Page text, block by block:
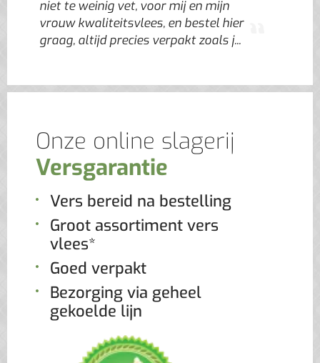
niet te weinig vet, voor mij en mijn
vrouw kwaliteitsvlees, en bestel hier
graag, altijd precies verpakt zoals j...
Onze online slagerij
Versgarantie
Vers bereid na bestelling
Groot assortiment vers
vlees*
Goed verpakt
Bezorging via geheel
gekoelde lijn